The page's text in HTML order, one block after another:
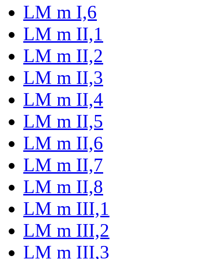
LM m I,6
LM m II,1
LM m II,2
LM m II,3
LM m II,4
LM m II,5
LM m II,6
LM m II,7
LM m II,8
LM m III,1
LM m III,2
LM m III,3